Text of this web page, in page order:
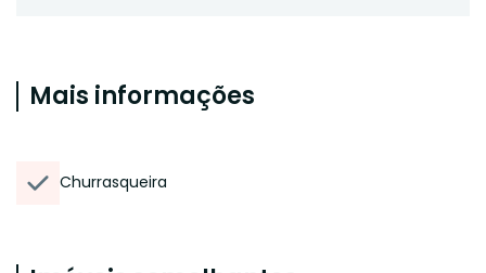
Mais informações
Churrasqueira